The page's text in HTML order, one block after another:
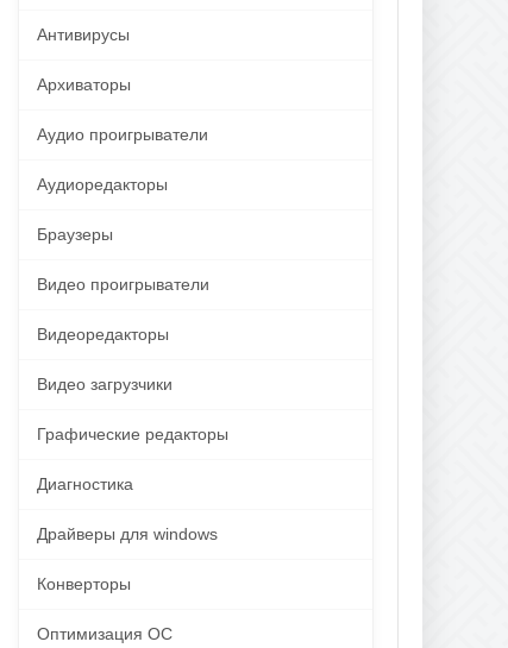
Антивирусы
Архиваторы
Аудио проигрыватели
Аудиоредакторы
Браузеры
Видео проигрыватели
Видеоредакторы
Видео загрузчики
Графические редакторы
Диагностика
Драйверы для windows
Конверторы
Оптимизация ОС